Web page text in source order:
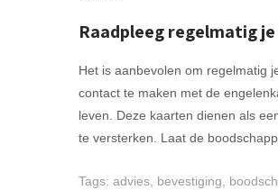
Raadpleeg regelmatig
Het is aanbevolen om regelmatig
contact te maken met de
leven. Deze kaarten dienen als
te versterken. Laat de
Tags: advies bevestiging